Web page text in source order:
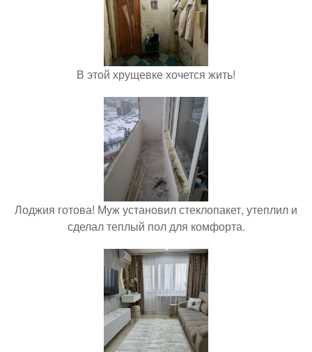
В этой хрущевке хочется жить!
Лоджия готова! Муж установил стеклопакет, утеплил и
сделал теплый пол для комфорта.